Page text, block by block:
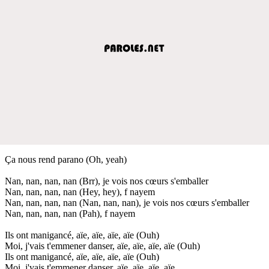
Ça nous rend parano (Oh, yeah)
Nan, nan, nan, nan (Brr), je vois nos cœurs s'emballer
Nan, nan, nan, nan (Hey, hey), f nayem
Nan, nan, nan, nan (Nan, nan, nan), je vois nos cœurs s'emballer
Nan, nan, nan, nan (Pah), f nayem
Ils ont manigancé, aïe, aïe, aïe, aïe (Ouh)
Moi, j'vais t'emmener danser, aïe, aïe, aïe, aïe (Ouh)
Ils ont manigancé, aïe, aïe, aïe, aïe (Ouh)